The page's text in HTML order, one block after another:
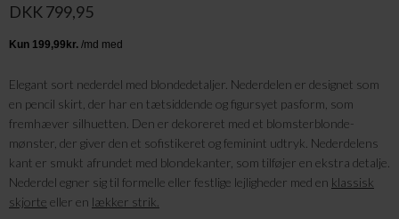
DKK 799,95
Elegant sort nederdel med blondedetaljer. Nederdelen er designet som
en pencil skirt, der har en tætsiddende og figursyet pasform, som
fremhæver silhuetten. Den er dekoreret med et blomsterblonde-
mønster, der giver den et sofistikeret og feminint udtryk. Nederdelens
kant er smukt afrundet med blondekanter, som tilføjer en ekstra detalje.
Nederdel egner sig til formelle eller festlige lejligheder med en klassisk
skjorte eller en lækker strik.